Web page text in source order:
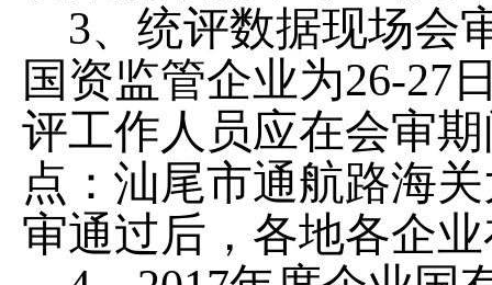
3、统评数据现场会
国资监管企业为26-27
评工作人员应在会审
点：汕尾市通航路海
审通过后，各地各企